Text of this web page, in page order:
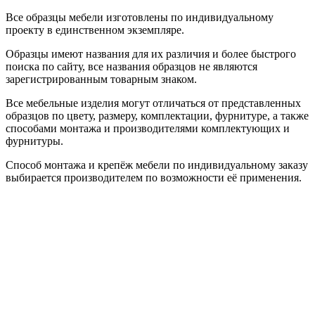
Все образцы мебели изготовлены по индивидуальному
проекту в единственном экземпляре.
Образцы имеют названия для их различия и более быстрого
поиска по сайту, все названия образцов не являются
зарегистрированным товарным знаком.
Все мебельные изделия могут отличаться от представленных
образцов по цвету, размеру, комплектации, фурнитуре, а также
способами монтажа и производителями комплектующих и
фурнитуры.
Способ монтажа и крепёж мебели по индивидуальному заказу
выбирается производителем по возможности её применения.